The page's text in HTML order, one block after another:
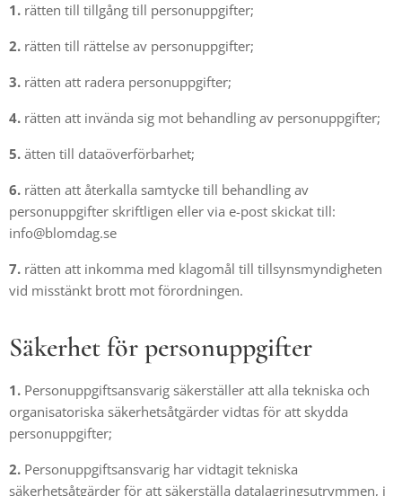
1. rätten till tillgång till personuppgifter;
2. rätten till rättelse av personuppgifter;
3. rätten att radera personuppgifter;
4. rätten att invända sig mot behandling av personuppgifter;
5. ätten till dataöverförbarhet;
6. rätten att återkalla samtycke till behandling av
personuppgifter skriftligen eller via e-post skickat till:
info@blomdag.se
7. rätten att inkomma med klagomål till tillsynsmyndigheten
vid misstänkt brott mot förordningen.
Säkerhet för personuppgifter
1. Personuppgiftsansvarig säkerställer att alla tekniska och
organisatoriska säkerhetsåtgärder vidtas för att skydda
personuppgifter;
2. Personuppgiftsansvarig har vidtagit tekniska
säkerhetsåtgärder för att säkerställa datalagringsutrymmen, i